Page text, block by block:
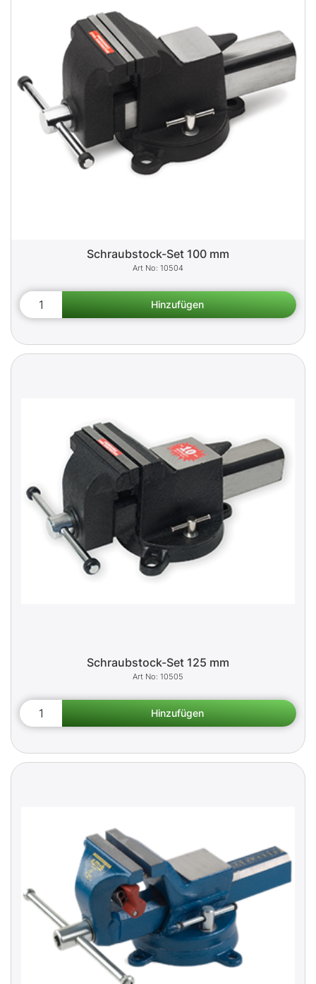
Schraubstock-Set 100 mm
10504
Schraubstock-Set 125 mm
10505